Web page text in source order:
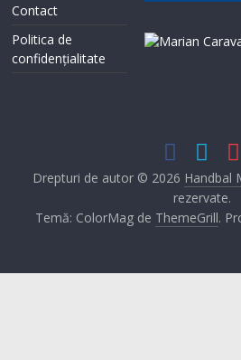
Contact
Politica de
confidențialitate
Drepturi de autor © 2026 Handbal
rezervate.
Temă: ColorMag de ThemeGrill.